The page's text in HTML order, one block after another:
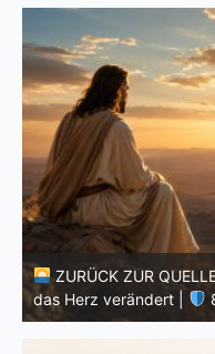
ZURÜCK ZUR
das Herz verändert |
Schuldigern